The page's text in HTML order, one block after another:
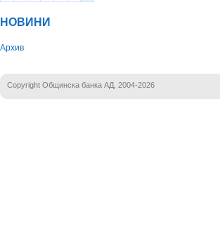
НОВИНИ
Архив
Copyright Общинска банка АД, 2004-2026